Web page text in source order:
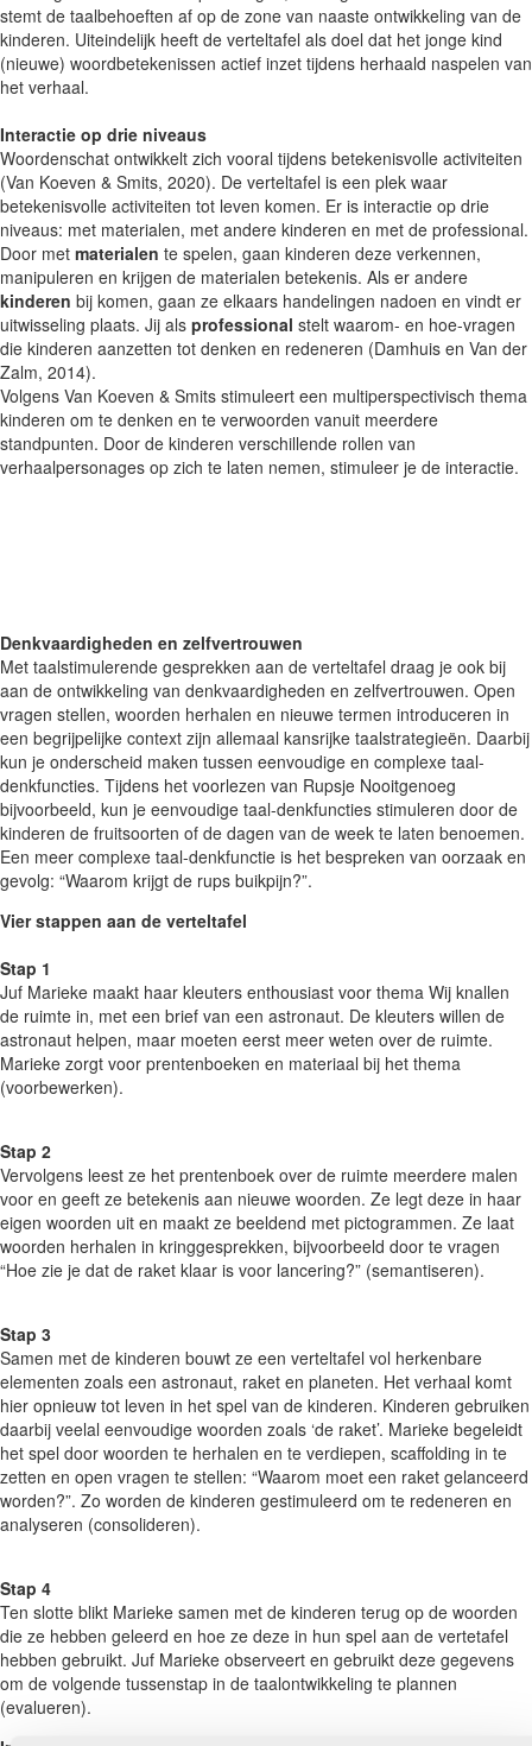
stemt de taalbehoeften af op de zone van naaste ontwikkeling van de
kinderen. Uiteindelijk heeft de verteltafel als doel dat het jonge kind
(nieuwe) woordbetekenissen actief inzet tijdens herhaald naspelen van
het verhaal.
Interactie op drie niveaus
Woordenschat ontwikkelt zich vooral tijdens betekenisvolle activiteiten
(Van Koeven & Smits, 2020). De verteltafel is een plek waar
betekenisvolle activiteiten tot leven komen. Er is interactie op drie
niveaus: met materialen, met andere kinderen en met de professional.
Door met materialen te spelen, gaan kinderen deze verkennen,
manipuleren en krijgen de materialen betekenis. Als er andere
kinderen bij komen, gaan ze elkaars handelingen nadoen en vindt er
uitwisseling plaats. Jij als professional stelt waarom- en hoe-vragen
die kinderen aanzetten tot denken en redeneren (Damhuis en Van der
Zalm, 2014).
Volgens Van Koeven & Smits stimuleert een multiperspectivisch thema
kinderen om te denken en te verwoorden vanuit meerdere
standpunten. Door de kinderen verschillende rollen van
verhaalpersonages op zich te laten nemen, stimuleer je de interactie.
Denkvaardigheden en zelfvertrouwen
Met taalstimulerende gesprekken aan de verteltafel draag je ook bij
aan de ontwikkeling van denkvaardigheden en zelfvertrouwen. Open
vragen stellen, woorden herhalen en nieuwe termen introduceren in
een begrijpelijke context zijn allemaal kansrijke taalstrategieën. Daarbij
kun je onderscheid maken tussen eenvoudige en complexe taal-
denkfuncties. Tijdens het voorlezen van Rupsje Nooitgenoeg
bijvoorbeeld, kun je eenvoudige taal-denkfuncties stimuleren door de
kinderen de fruitsoorten of de dagen van de week te laten benoemen.
Een meer complexe taal-denkfunctie is het bespreken van oorzaak en
gevolg: “Waarom krijgt de rups buikpijn?”.
Vier stappen aan de verteltafel
Stap 1
Juf Marieke maakt haar kleuters enthousiast voor thema Wij knallen
de ruimte in, met een brief van een astronaut. De kleuters willen de
astronaut helpen, maar moeten eerst meer weten over de ruimte.
Marieke zorgt voor prentenboeken en materiaal bij het thema
(voorbewerken).
Stap 2
Vervolgens leest ze het prentenboek over de ruimte meerdere malen
voor en geeft ze betekenis aan nieuwe woorden. Ze legt deze in haar
eigen woorden uit en maakt ze beeldend met pictogrammen. Ze laat
woorden herhalen in kringgesprekken, bijvoorbeeld door te vragen
“Hoe zie je dat de raket klaar is voor lancering?” (semantiseren).
Stap 3
Samen met de kinderen bouwt ze een verteltafel vol herkenbare
elementen zoals een astronaut, raket en planeten. Het verhaal komt
hier opnieuw tot leven in het spel van de kinderen. Kinderen gebruiken
daarbij veelal eenvoudige woorden zoals ‘de raket’. Marieke begeleidt
het spel door woorden te herhalen en te verdiepen, scaffolding in te
zetten en open vragen te stellen: “Waarom moet een raket gelanceerd
worden?”. Zo worden de kinderen gestimuleerd om te redeneren en
analyseren (consolideren).
Stap 4
Ten slotte blikt Marieke samen met de kinderen terug op de woorden
die ze hebben geleerd en hoe ze deze in hun spel aan de vertetafel
hebben gebruikt. Juf Marieke observeert en gebruikt deze gegevens
om de volgende tussenstap in de taalontwikkeling te plannen
(evalueren).